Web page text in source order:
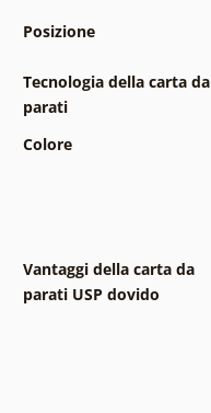
Posizione
Tecnologia della carta da
parati
Colore
Vantaggi della carta da
parati USP dovido